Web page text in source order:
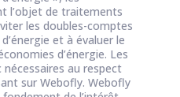
l’objet de traitements
les doubles-comptes
et à évaluer le
d’énergie. Les
au respect
sur Webofly. Webofly